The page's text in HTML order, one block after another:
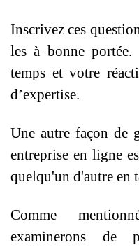
Inscrivez ces
les à bonne
temps et votre
d’expertise.
Une autre façon de
entreprise en ligne
quelqu'un d'autre en
Comme
examinerons de